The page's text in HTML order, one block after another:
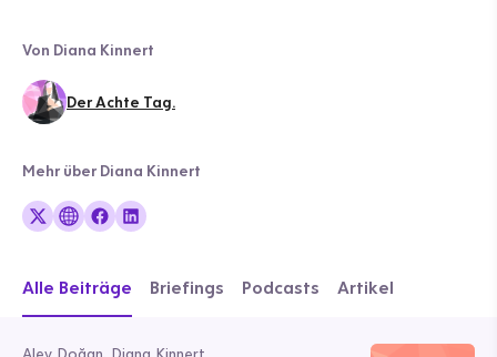
Von Diana Kinnert
Der Achte Tag.
Mehr über Diana Kinnert
Alle Beiträge Briefings Podcasts Artikel